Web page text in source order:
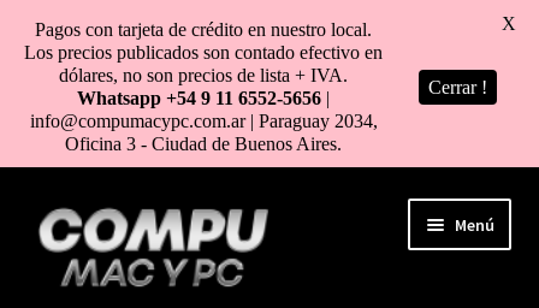
al
contenido
Menú
Pagos con tarjeta de crédito en nuestro local.
Los precios publicados son contado efectivo en
dólares, no son precios de lista + IVA.
Whatsapp +54 9 11 6552-5656 |
info@compumacypc.com.ar | Paraguay 2034,
Oficina 3 - Ciudad de Buenos Aires.
Cerrar !
X